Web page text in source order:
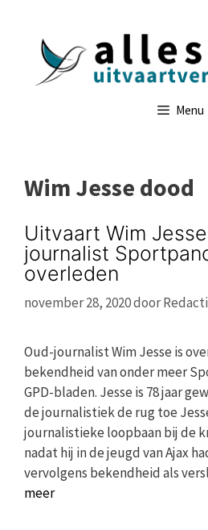
Menu
Wim Jesse dood
Uitvaart Wim
journalist
overleden
november 28, 2020door
Oud-journalist Wim Jesse is
bekendheid van onder meer
GPD-bladen. Jesse is 78 jaar
de journalistiek de rug toe
journalistieke loopbaan bij de
nadat hij in de jeugd van Ajax
vervolgens bekendheid als
meer